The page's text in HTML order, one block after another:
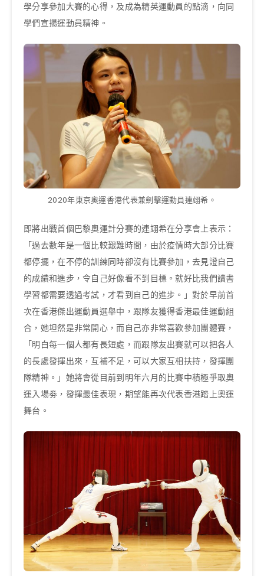
學分享參加大賽的心得，及成為精英運動員的點滴，向同
學們宣揚運動員精神。
2020年東京奧運香港代表兼劍擊運動員連翊希。
即將出戰首個巴黎奧運計分賽的連翊希在分享會上表示：
「過去數年是一個比較艱難時間，由於疫情時大部分比賽
都停擺，在不停的訓練同時卻沒有比賽參加，去見證自己
的成績和進步，令自己好像看不到目標。就好比我們讀書
學習都需要透過考試，才看到自己的進步。」對於早前首
次在香港傑出運動員選舉中，跟隊友獲得香港最佳運動組
合，她坦然是非常開心，而自己亦非常喜歡參加團體賽，
「明白每一個人都有長短處，而跟隊友出賽就可以把各人
的長處發揮出來，互補不足，可以大家互相扶持，發揮團
隊精神。」她將會從目前到明年六月的比賽中積極爭取奧
運入場劵，發揮最佳表現，期望能再次代表香港踏上奧運
舞台。